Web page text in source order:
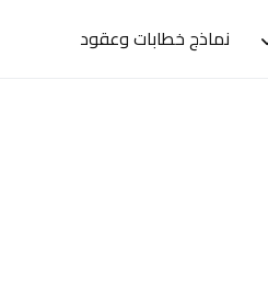
نماذج خطابات وعقود